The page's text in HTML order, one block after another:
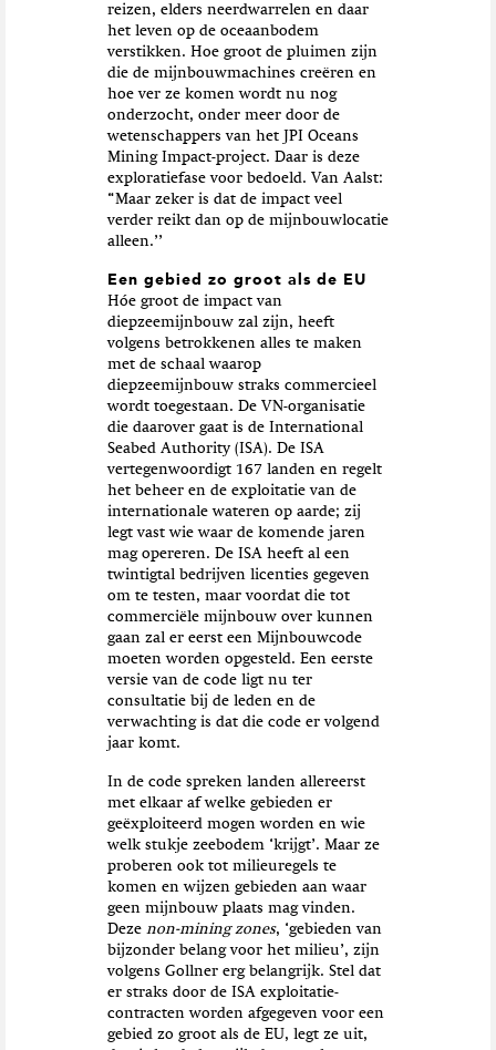
reizen, elders neerdwarrelen en daar
het leven op de oceaanbodem
verstikken. Hoe groot de pluimen zijn
die de mijnbouwmachines creëren en
hoe ver ze komen wordt nu nog
onderzocht, onder meer door de
wetenschappers van het JPI Oceans
Mining Impact-project. Daar is deze
exploratiefase voor bedoeld. Van Aalst:
“Maar zeker is dat de impact veel
verder reikt dan op de mijnbouwlocatie
alleen.’’
Een gebied zo groot als de EU
Hóe groot de impact van
diepzeemijnbouw zal zijn, heeft
volgens betrokkenen alles te maken
met de schaal waarop
diepzeemijnbouw straks commercieel
wordt toegestaan. De VN-organisatie
die daarover gaat is de International
Seabed Authority (ISA). De ISA
vertegenwoordigt 167 landen en regelt
het beheer en de exploitatie van de
internationale wateren op aarde; zij
legt vast wie waar de komende jaren
mag opereren. De ISA heeft al een
twintigtal bedrijven licenties gegeven
om te testen, maar voordat die tot
commerciële mijnbouw over kunnen
gaan zal er eerst een Mijnbouwcode
moeten worden opgesteld. Een eerste
versie van de code ligt nu ter
consultatie bij de leden en de
verwachting is dat die code er volgend
jaar komt.
In de code spreken landen allereerst
met elkaar af welke gebieden er
geëxploiteerd mogen worden en wie
welk stukje zeebodem ‘krijgt’. Maar ze
proberen ook tot milieuregels te
komen en wijzen gebieden aan waar
geen mijnbouw plaats mag vinden.
Deze non-mining zones, ‘gebieden van
bijzonder belang voor het milieu’, zijn
volgens Gollner erg belangrijk. Stel dat
er straks door de ISA exploitatie-
contracten worden afgegeven voor een
gebied zo groot als de EU, legt ze uit,